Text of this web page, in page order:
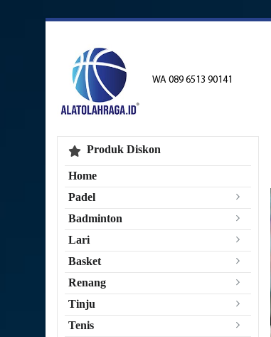
WA 089 6513 90141
Produk Diskon
Home
Padel
Badminton
Lari
Basket
Renang
Tinju
Tenis